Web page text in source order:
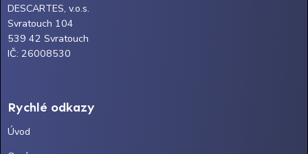
DESCARTES, v.o.s.
Svratouch 104
539 42 Svratouch
IČ: 26008530
Rychlé odkazy
Úvod